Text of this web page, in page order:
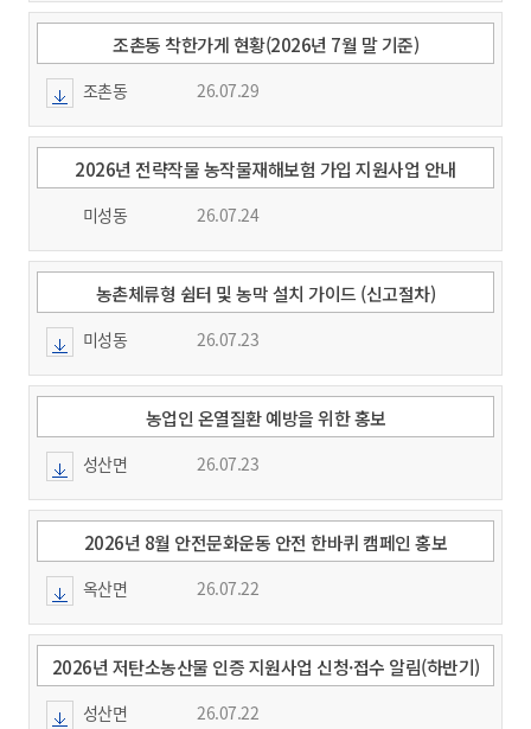
조촌동 착한가게 현황(2026년 7월 말 기준)
조촌동 26.07.29
2026년 전략작물 농작물재해보험 가입 지원사업 안내
미성동 26.07.24
농촌체류형 쉼터 및 농막 설치 가이드 (신고절차)
미성동 26.07.23
농업인 온열질환 예방을 위한 홍보
성산면 26.07.23
2026년 8월 안전문화운동 안전 한바퀴 캠페인 홍보
옥산면 26.07.22
2026년 저탄소농산물 인증 지원사업 신청·접수 알림(하반기)
성산면 26.07.22